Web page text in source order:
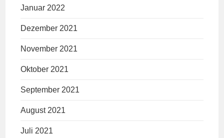
Januar 2022
Dezember 2021
November 2021
Oktober 2021
September 2021
August 2021
Juli 2021